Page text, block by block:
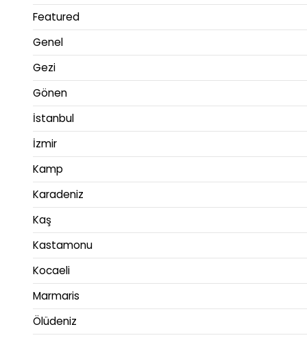
Featured
Genel
Gezi
Gönen
İstanbul
İzmir
Kamp
Karadeniz
Kaş
Kastamonu
Kocaeli
Marmaris
Ölüdeniz